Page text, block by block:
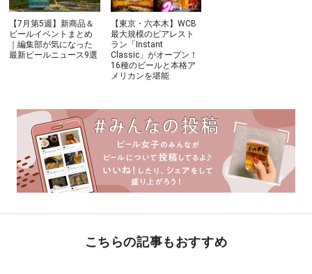
【7月第5週】新商品＆
ビールイベントまとめ
｜編集部が気になった
最新ビールニュース9選
【東京・六本木】WCB
最大規模のビアレスト
ラン「Instant
Classic」がオープン！
16種のビールと本格ア
メリカンを堪能
こちらの記事もおすすめ